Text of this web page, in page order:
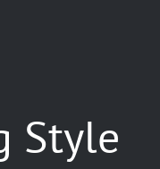
Style